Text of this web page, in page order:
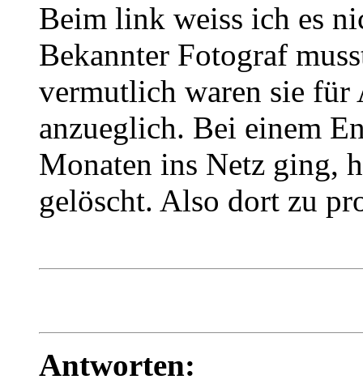
Beim link weiss ich es
Bekannter Fotograf
vermutlich waren sie für
anzueglich. Bei einem
Monaten ins Netz ging,
gelöscht. Also dort zu
Antworten: